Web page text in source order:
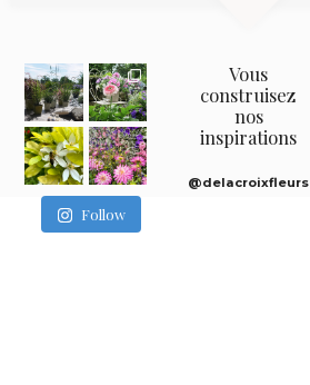
Follow
Vous
construisez
nos
inspirations
@delacroixfleurs